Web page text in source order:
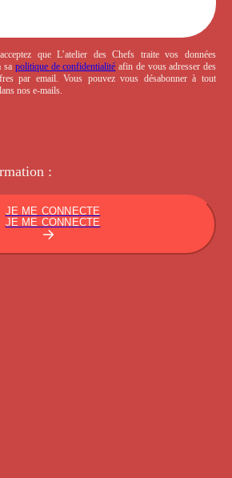
que L’atelier des Chefs traite vos données
sa politique de confidentialité afin de vous adresser des
par email. Vous pouvez vous désabonner à tout
nos e-mails.
:
JE ME CONNECTE
JE ME CONNECTE